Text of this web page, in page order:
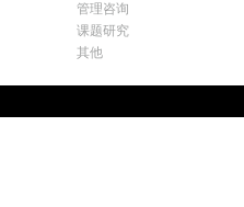
管理咨询
课题研究
其他